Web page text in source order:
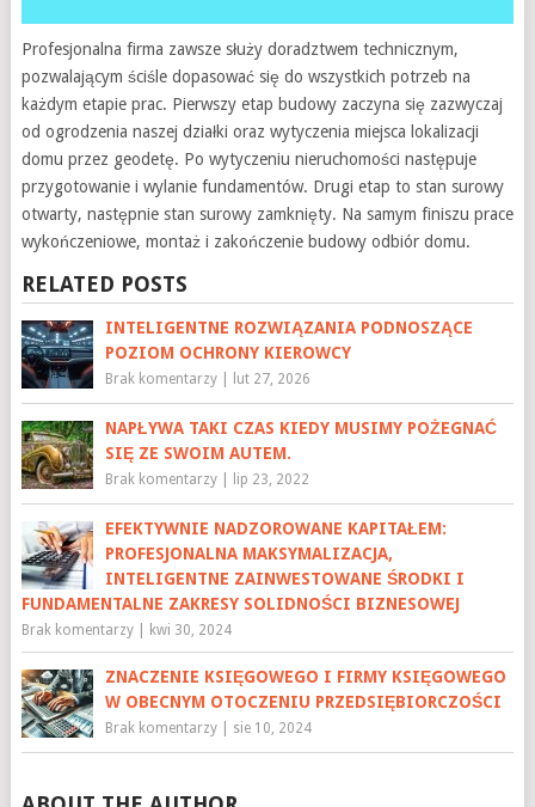
Profesjonalna firma zawsze służy doradztwem technicznym,
pozwalającym ściśle dopasować się do wszystkich potrzeb na
każdym etapie prac. Pierwszy etap budowy zaczyna się zazwyczaj
od ogrodzenia naszej działki oraz wytyczenia miejsca lokalizacji
domu przez geodetę. Po wytyczeniu nieruchomości następuje
przygotowanie i wylanie fundamentów. Drugi etap to stan surowy
otwarty, następnie stan surowy zamknięty. Na samym finiszu prace
wykończeniowe, montaż i zakończenie budowy odbiór domu.
RELATED POSTS
INTELIGENTNE ROZWIĄZANIA PODNOSZĄCE
POZIOM OCHRONY KIEROWCY
Brak komentarzy| lut 27, 2026
NAPŁYWA TAKI CZAS KIEDY MUSIMY POŻEGNAĆ
SIĘ ZE SWOIM AUTEM.
Brak komentarzy| lip 23, 2022
EFEKTYWNIE NADZOROWANE KAPITAŁEM:
PROFESJONALNA MAKSYMALIZACJA,
INTELIGENTNE ZAINWESTOWANE ŚRODKI I
FUNDAMENTALNE ZAKRESY SOLIDNOŚCI BIZNESOWEJ
Brak komentarzy| kwi 30, 2024
ZNACZENIE KSIĘGOWEGO I FIRMY KSIĘGOWEGO
W OBECNYM OTOCZENIU PRZEDSIĘBIORCZOŚCI
Brak komentarzy| sie 10, 2024